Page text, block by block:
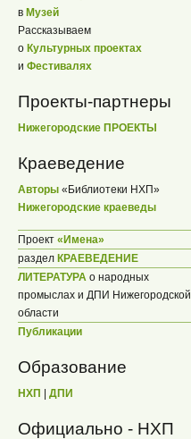
в Музей
Рассказываем
о Культурных проектах
и Фестивалях
Проекты-партнеры
Нижегородские ПРОЕКТЫ
Краеведение
Авторы «Библиотеки НХП»
Нижегородские краеведы
Проект «Имена»
раздел КРАЕВЕДЕНИЕ
ЛИТЕРАТУРА о народных
промыслах и ДПИ Нижегородской
области
Публикации
Образование
НХП ДПИ
Официально - НХП